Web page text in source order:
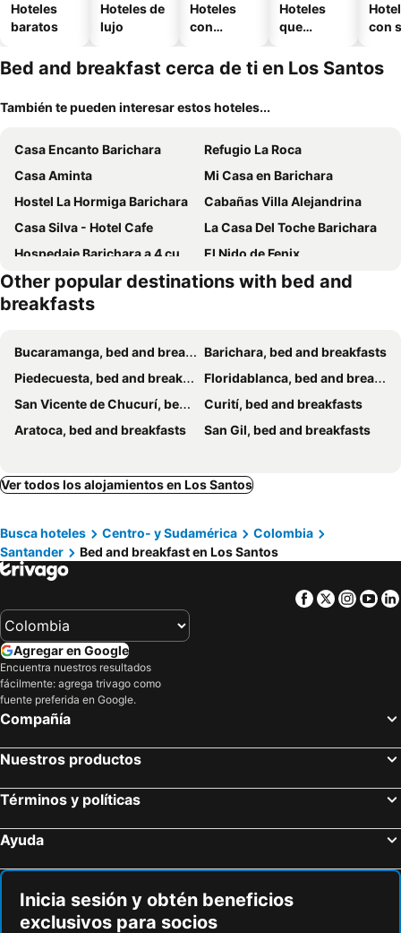
Hoteles
baratos
Hoteles de
lujo
Hoteles
con
Hoteles
que
mascotas
con
Bed and breakfast cerca de ti en Los Santos
También te pueden interesar estos hoteles...
Casa Encanto Barichara
Refugio La Roca
Casa Aminta
Mi Casa en Barichara
Hostel La Hormiga Barichara
Cabañas Villa Alejandrina
Casa Silva - Hotel Cafe
La Casa Del Toche Barichara
Hospedaje Barichara a 4 cuadras de la plaza principal
El Nido de Fenix
Hospedaje Donde Don Ramón Hotel Quinta Maria
B&B Buenavista Barichara
Other popular destinations with bed and
breakfasts
Bucaramanga, bed and breakfasts
Barichara, bed and breakfasts
Piedecuesta, bed and breakfasts
Floridablanca, bed and breakfasts
San Vicente de Chucurí, bed and breakfasts
Curití, bed and breakfasts
Aratoca, bed and breakfasts
San Gil, bed and breakfasts
Ver todos los alojamientos en Los Santos
Busca hoteles Centro- y Sudamérica
Colombia
Santander
Bed and breakfast en Los Santos
Facebook
Twitter
Agregar en Google
Encuentra nuestros resultados
fácilmente: agrega trivago como
fuente preferida en Google.
Compañía
Nuestros productos
Términos y políticas
Ayuda
Inicia sesión y obtén beneficios
exclusivos para socios